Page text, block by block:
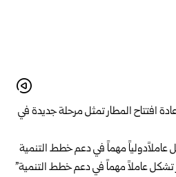
افتتاح المطار تمثل مرحلة جديدة في